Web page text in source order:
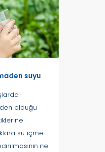
suyu
olduğu
su içme
ne